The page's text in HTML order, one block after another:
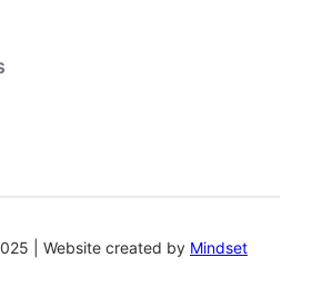
| Website created by Mindset